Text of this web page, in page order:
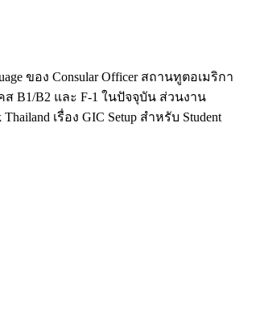
ของ Consular Officer สถานทูตอเมริกา
B1/B2 และ F-1 ในปัจจุบัน ส่วนงาน
เรื่อง GIC Setup สำหรับ Student